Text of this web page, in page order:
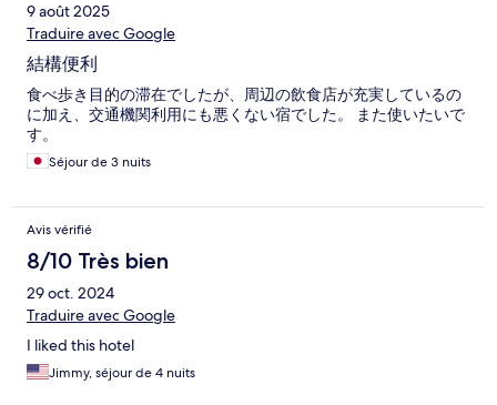
9 août 2025
Traduire avec Google
結構便利
食べ歩き目的の滞在でしたが、周辺の飲食店が充実しているの
に加え、交通機関利用にも悪くない宿でした。 また使いたいで
す。
Séjour de 3 nuits
Avis vérifié
8/10 Très bien
29 oct. 2024
Traduire avec Google
I liked this hotel
Jimmy, séjour de 4 nuits